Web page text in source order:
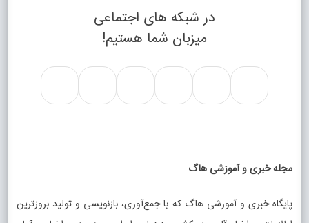
در شبکه های اجتماعی
میزبان شما هستیم!
مجله خبری و آموزشی هاگ
پایگاه خبری و آموزشی هاگ که با جمع‌آوری، بازنویسی و تولید بروزترین